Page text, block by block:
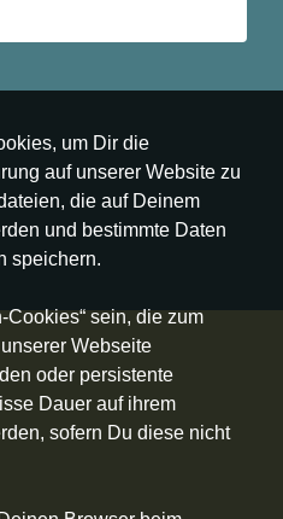
um Dir die
auf unserer Website zu
die auf Deinem
und bestimmte Daten
speichern.
sein, die zum
Webseite
oder persistente
Dauer auf ihrem
sofern Du diese nicht